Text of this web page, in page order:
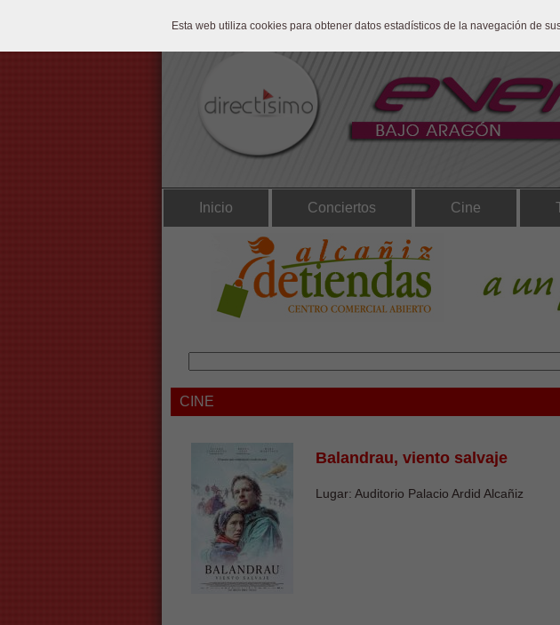
Esta web utiliza cookies para obtener datos estadísticos de la navegación de
Inicio Conciertos Cine
CINE
Balandrau, viento salvaje
Lugar: Auditorio Palacio Ardid Alcañiz